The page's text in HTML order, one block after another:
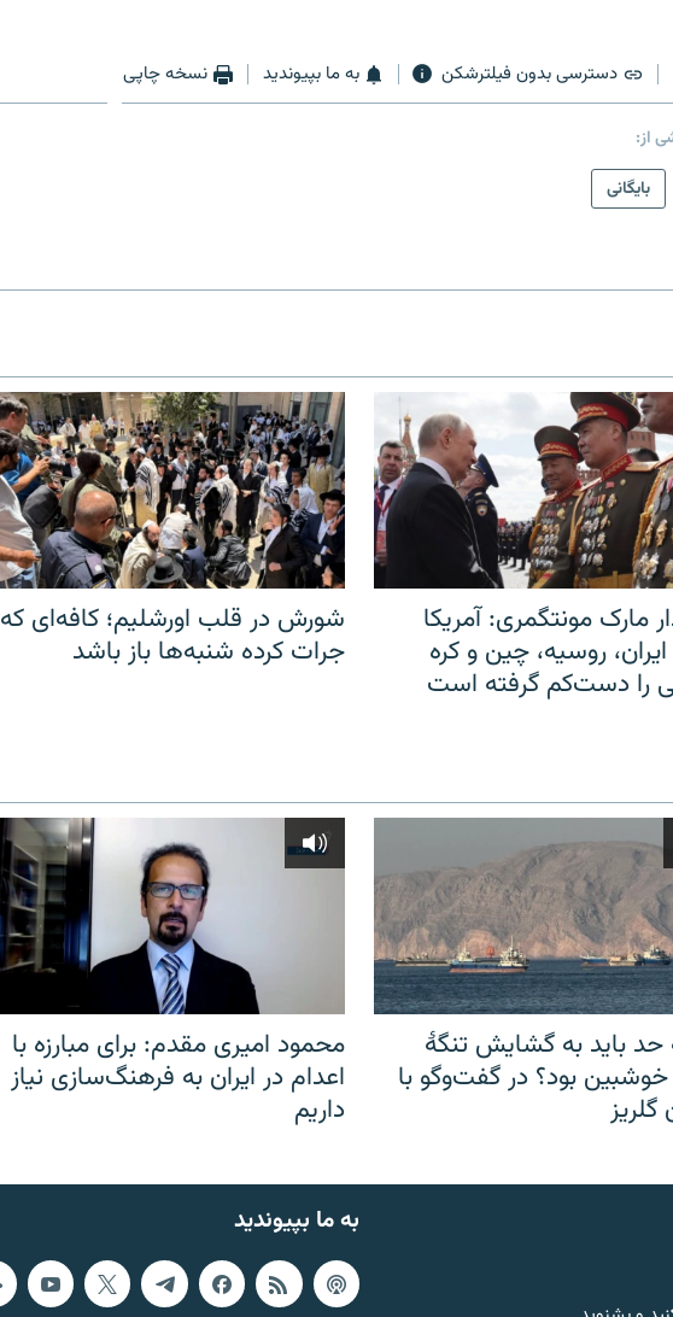
دسترسی بدون فیلترشکن به ما بپیوندید نسخه چاپی
از:
بایگانی
مارک مونتگمری: آمریکا
روسیه، چین و کره
را دست‌کم گرفته است
شورش در قلب اورشلیم؛ کافه‌ای که
جرات کرده شنبه‌ها باز باشد
حد باید به گشایش تنگهٔ
بود؟ در گفت‌وگو با
گلریز
محمود امیری مقدم: برای مبارزه با
اعدام در ایران به فرهنگ‌سازی نیاز
داریم
به ما بپیوندید